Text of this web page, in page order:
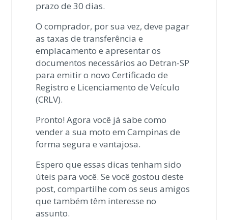
prazo de 30 dias.
O comprador, por sua vez, deve pagar
as taxas de transferência e
emplacamento e apresentar os
documentos necessários ao Detran-SP
para emitir o novo Certificado de
Registro e Licenciamento de Veículo
(CRLV).
Pronto! Agora você já sabe como
vender a sua moto em Campinas de
forma segura e vantajosa.
Espero que essas dicas tenham sido
úteis para você. Se você gostou deste
post, compartilhe com os seus amigos
que também têm interesse no
assunto.